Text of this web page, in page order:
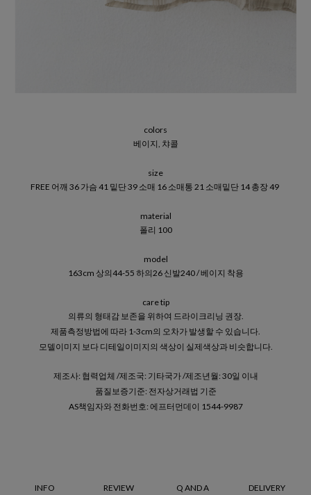
colors
베이지, 챠콜
size
FREE 어깨 36 가슴 41 밑단 39 소매 16 소매통 21 소매밑단 14 총장 49
material
폴리 100
model
163cm 상의44-55 하의26 신발240 / 베이지 착용
care tip
의류의 형태감 보존을 위하여 드라이크리닝 권장.
제품측정방법에 따라 1-3cm의 오차가 발생할 수 있습니다.
모델이미지 보다 디테일이미지의 색상이 실제색상과 비슷합니다.
제조사: 협력업체 /제조국: 기타국가 /제조년월: 30일 이내
품질보증기준: 전자상거래법 기준
AS책임자와 전화번호: 에프터먼데이 1544-9987
INFO REVIEW Q AND A DELIVERY